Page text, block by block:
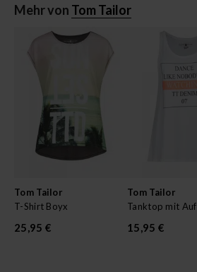
Mehr von Tom Tailor
Tom Tailor
T-Shirt Boyx
25,95 €
Tom Tailor
Tanktop mit
15,95 €